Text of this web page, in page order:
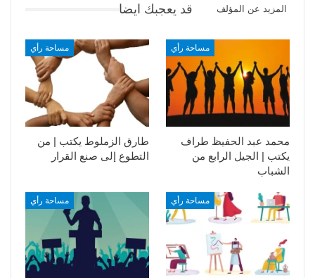
قد يعجبك ايضا المزيد عن المؤلف
مساحة رأي
طارق الزملوط يكتب | من
التطوع إلى صنع القرار
مساحة رأي
محمد عبد الحفيظ طراف
يكتب | الجيل الرابع من
الشباب
مساحة رأي مساحة رأي